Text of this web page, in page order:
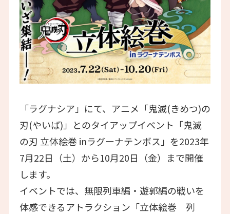
「ラグナシア」にて、アニメ「鬼滅(きめつ)の
刃(やいば)」とのタイアップイベント「鬼滅
の刃 立体絵巻 inラグーナテンボス」を2023年
7月22日（土）から10月20日（金）まで開催
します。
イベントでは、無限列車編・遊郭編の戦いを
体感できるアトラクション「立体絵巻 列